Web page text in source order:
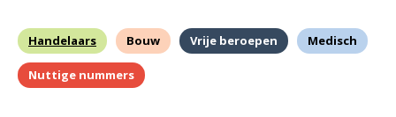
Handelaars Bouw Vrije beroepen Medisch
Nuttige nummers